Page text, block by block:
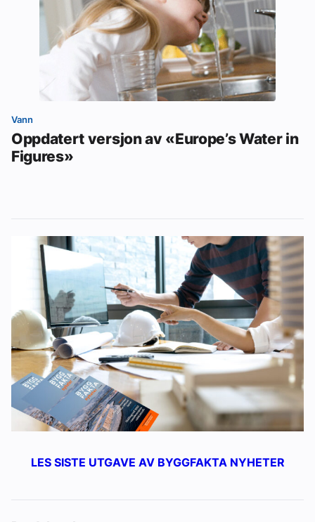
Vann
Oppdatert versjon av «Europe’s Water in
Figures»
LES SISTE UTGAVE AV BYGGFAKTA NYHETER